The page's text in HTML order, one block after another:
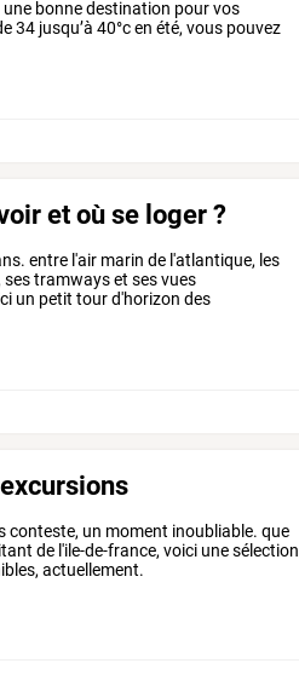
une bonnedestination pourvos
34 jusqu’à 40°cen été, vous pouvez
et où se loger ?
entre l'air marin de l'atlantique, les
sestramwayset sesvues
un petit tourd'horizon des
conteste, un moment inoubliable. que
de l'ile-de-france, voici une sélection
actuellement.